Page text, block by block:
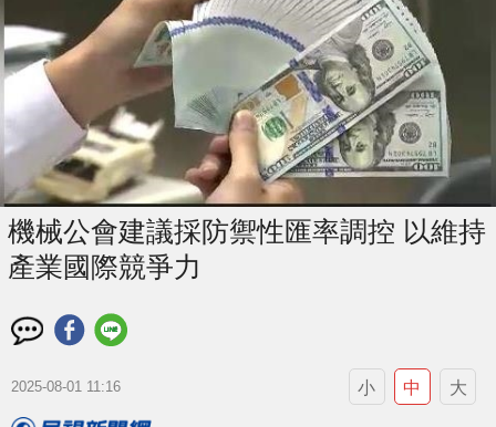
機械公會建議採防禦性匯率調控 以維持
產業國際競爭力
2025-08-01 11:16 小 中 大